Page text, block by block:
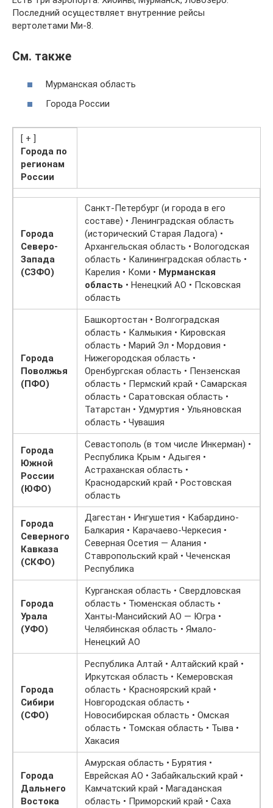
Последний осуществляет внутренние рейсы
вертолетами Ми-8.
См. также
Мурманская область
Города России
[ + ]
Города по
регионам
России
Города
Северо-
Запада
(СЗФО)
Санкт-Петербург (и города в его
составе) • Ленинградская область
(исторический Старая Ладога) •
Архангельская область • Вологодская
область • Калининградская область •
Карелия • Коми • Мурманская
область • Ненецкий АО • Псковская
область
Города
Поволжья
(ПФО)
Башкортостан • Волгоградская
область • Калмыкия • Кировская
область • Марий Эл • Мордовия •
Нижегородская область •
Оренбургская область • Пензенская
область • Пермский край • Самарская
область • Саратовская область •
Татарстан • Удмуртия • Ульяновская
область • Чувашия
Города
Южной
России
(ЮФО)
Севастополь (в том числе Инкерман) •
Республика Крым • Адыгея •
Астраханская область •
Краснодарский край • Ростовская
область
Города
Северного
Кавказа
(СКФО)
Дагестан • Ингушетия • Кабардино-
Балкария • Карачаево-Черкесия •
Северная Осетия — Алания •
Ставропольский край • Чеченская
Республика
Города
Урала
(УФО)
Курганская область • Свердловская
область • Тюменская область •
Ханты-Мансийский АО — Югра •
Челябинская область • Ямало-
Ненецкий АО
Города
Сибири
(СФО)
Республика Алтай • Алтайский край •
Иркутская область • Кемеровская
область • Красноярский край •
Новгородская область •
Новосибирская область • Омская
область • Томская область • Тыва •
Хакасия
Города
Дальнего
Востока
Амурская область • Бурятия •
Еврейская АО • Забайкальский край •
Камчатский край • Магаданская
область • Приморский край • Саха